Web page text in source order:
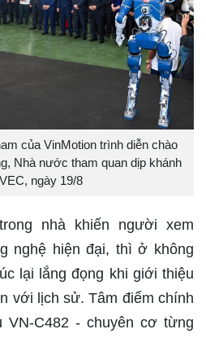
của VinMotion trình diễn chào
Nhà nước tham quan dịp khánh
ngày 19/8
nhà khiến người xem
nghệ hiện đại, thì ở không
lại lắng đọng khi giới thiệu
với lịch sử. Tâm điểm chính
VN-C482 - chuyên cơ từng